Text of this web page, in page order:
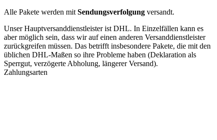
Alle Pakete werden mit Sendungsverfolgung versandt.
Unser Hauptversanddienstleister ist DHL. In Einzelfällen kann es
aber möglich sein, dass wir auf einen anderen Versanddienstleister
zurückgreifen müssen. Das betrifft insbesondere Pakete, die mit den
üblichen DHL-Maßen so ihre Probleme haben (Deklaration als
Sperrgut, verzögerte Abholung, längerer Versand).
Zahlungsarten